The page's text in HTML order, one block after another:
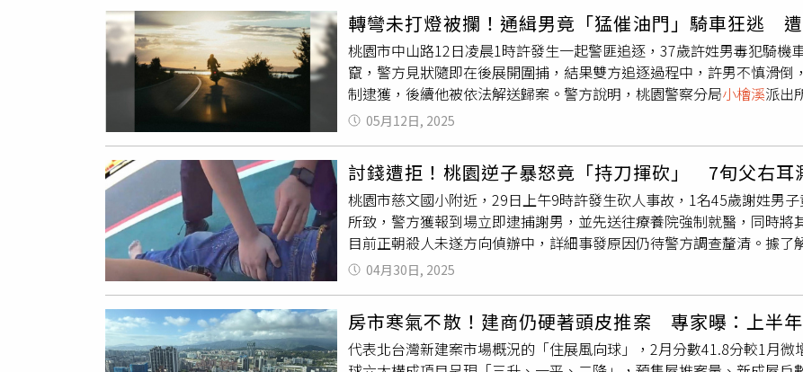
路線，由桃園客運代駛2個月。（圖／交通局）220、220A、221、222
型市區公車路線至今，因路線多有重疊及彎繞已不符實需，影響公共
整併為220、220A、221、221A等4條路線，有效利用大眾運輸資源，
人員意見調整行駛動線，以確保既有搭乘權益不受影響。桃園市交通
220、220A、221、222、223等5條市區公車路線，另外自7月1日起至
壢－國軍桃園總醫院（經黄泥塘）」路線，由桃園客運代駛2個月。
班、假日總班次為23班，整併後平日班次為46班、假日班次增加至24
基北北桃及桃竹竹、桃竹竹苗等TPASS月票方案，另持桃園市民卡乘車
多加搭乘。桃園市交通局為提升公車路線營運效率，7月1日起將整併
線，另外自7月1日起至8月31日止，由亞通客運所營市區客運「5672
園客運代駛2個月。（圖／交通局）另外因亞通客運所營5672中壢－國
客運近期駕駛人力流失嚴重，影響部分路線班次營運及民眾搭乘權益
止，改由桃園客運代駛2個月，原路線編號、名稱、班次數、票價、行
持平日往返26班次、假日往返14班次，惟部分發車時刻將依桃園客運營
併後增加行經正光路、寶慶路、莊敬路、中正路等路段，串聯3大新興重
車站、桃園區公所、新舊永和市場、桃園地方法院、經國轉運站等旅
轉彎未打燈被攔！通緝男竟「猛催油門」騎車狂逃
桃園市中山路12日凌晨1時許發生一起警匪追逐，37歲許姓男毒犯騎機
竄，警方見狀隨即在後展開圍捕，結果雙方追逐過程中，許男不慎滑
制逮獲，後續他被依法解送歸案。警方說明，桃園警察分局小檜溪派出
園區中山路，恰巧目擊1輛機車轉彎時未依規定使用方向燈，警方隨即
不停車受檢，甚至還加速騎車一路往中壢方向逃逸，警方隨即展開圍
犯毒品案遭通緝，後續警方則依法將他解送歸案，警方同時強調將持續
05月12日, 2025
討錢遭拒！桃園逆子暴怒竟「持刀揮砍」 7旬父右耳
桃園市慈文國小附近，29日上午9時許發生砍人事故，1名45歲謝姓男
所致，警方獲報到場立即逮捕謝男，並先送往療養院強制就醫，同時
目前正朝殺人未遂方向偵辦中，詳細事發原因仍待警方調查釐清。據
暴，進而被家屬申請保護令，不料29日他向父親討錢未成，雙方進而
親，嚇壞父親連忙躲閃，但右耳仍不慎被劃傷濺血，場面相當怵目驚
療，所幸並無大礙，經警方調閱監視器追查犯嫌行蹤後，最終在事發地
穩，因而先移送桃園療養院強制就醫。警方說明，針對謝男持刀砍人
04月30日, 2025
房市寒氣不散！建商仍硬著頭皮推案 專家曝：上半
代表北台灣新建案市場概況的「住展風向球」，2月分數41.8分較1月